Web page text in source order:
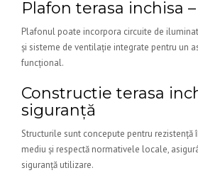
Plafon terasa inchisa
Plafonul poate incorpora circuite de
și sisteme de ventilație integrate pentru un
funcțional.
Constructie terasa
siguranță
Structurile sunt concepute pentru rezistență
mediu și respectă normativele locale,
siguranță utilizare.